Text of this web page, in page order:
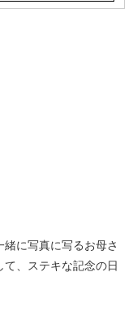
に写真に写るお母さ
て、ステキな記念の日